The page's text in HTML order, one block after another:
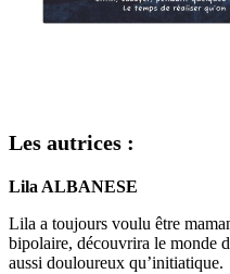
Les autrices :
Lila ALBANESE
Lila a toujours voulu être
bipolaire, découvrira le monde
aussi douloureux qu’initiatique.